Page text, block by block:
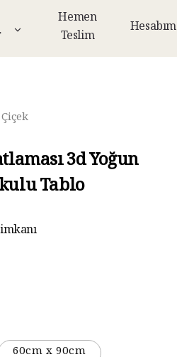
Hemen
Teslim
Hesabım
Çiçek
3d Yoğun
Tablo
60cm x 90cm